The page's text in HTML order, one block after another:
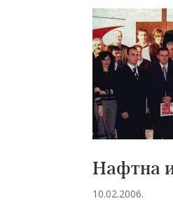
Нафтна
10.02.2006.